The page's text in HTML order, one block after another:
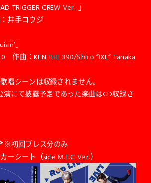
TRIGGER CREW Ver.-」
井手コウジ
」
作曲：KEN THE 390/Shiro “IXL” Tanaka
唱シーンは収録されません。
にて披露予定であった楽曲はCD収録さ
※初回プレス分のみ
ーシート（side M.T.C Ver.）